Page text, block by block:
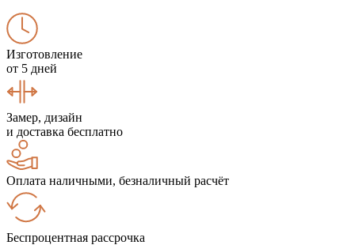
Изготовление
от 5 дней
Замер, дизайн
и доставка бесплатно
Оплата наличными, безналичный расчёт
Беспроцентная рассрочка